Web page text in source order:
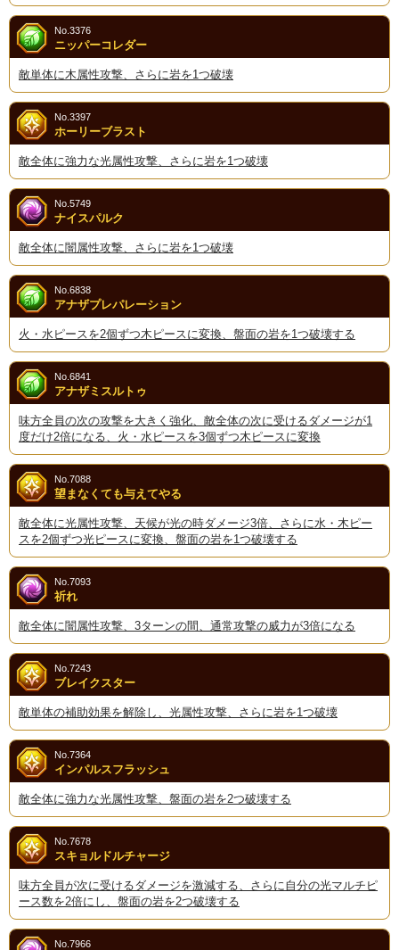
ニッパーコレダー
No.3376
敵単体に木属性攻撃、さらに岩を1つ破壊
ホーリーブラスト
No.3397
敵全体に強力な光属性攻撃、さらに岩を1つ破壊
ナイスパルク
No.5749
敵全体に闇属性攻撃、さらに岩を1つ破壊
アナザプレパレーション
No.6838
火・水ピースを2個ずつ木ピースに変換、盤面の岩を1つ破壊する
アナザミスルトゥ
No.6841
味方全員の次の攻撃を大きく強化、敵全体の次に受けるダメージが1
度だけ2倍になる、火・水ピースを3個ずつ木ピースに変換
望まなくても与えてやる
No.7088
敵全体に光属性攻撃、天候が光の時ダメージ3倍、さらに水・木ピー
スを2個ずつ光ピースに変換、盤面の岩を1つ破壊する
祈れ
No.7093
敵全体に闇属性攻撃、3ターンの間、通常攻撃の威力が3倍になる
ブレイクスター
No.7243
敵単体の補助効果を解除し、光属性攻撃、さらに岩を1つ破壊
インパルスフラッシュ
No.7364
敵全体に強力な光属性攻撃、盤面の岩を2つ破壊する
スキョルドルチャージ
No.7678
味方全員が次に受けるダメージを激減する、さらに自分の光マルチピ
ース数を2倍にし、盤面の岩を2つ破壊する
No.7966